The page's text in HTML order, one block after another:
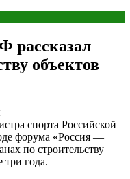
рассказал
объектов
спорта Российской
форума «Россия —
по строительству
года.